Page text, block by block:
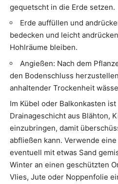
gequetscht in die Erde setzen.
Erde auffüllen und
bedecken und leicht
Hohlräume bleiben.
Angießen: Nach dem
den Bodenschluss
anhaltender Trockenheit
Im Kübel oder Balkonkasten
Drainageschicht aus Blähton,
einzubringen, damit
abfließen kann. Verwende
eventuell mit etwas Sand
Winter an einen geschützten
Vlies, Jute oder Noppenfolie